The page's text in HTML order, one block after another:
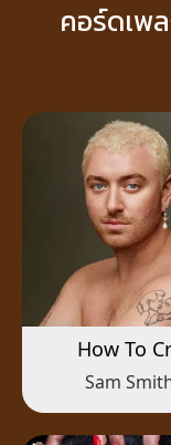
คอร์ดเพ
How To
Sam